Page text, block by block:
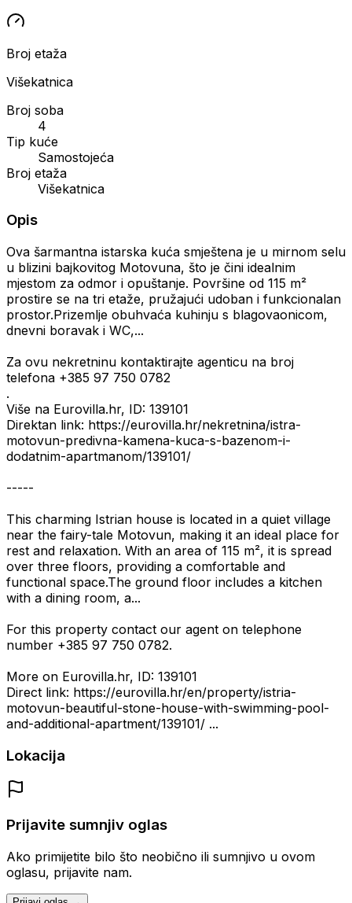
Broj etaža
Višekatnica
Broj soba
4
Tip kuće
Samostojeća
Broj etaža
Višekatnica
Opis
Ova šarmantna istarska kuća smještena je u mirnom selu
u blizini bajkovitog Motovuna, što je čini idealnim
mjestom za odmor i opuštanje. Površine od 115 m²
prostire se na tri etaže, pružajući udoban i funkcionalan
prostor.Prizemlje obuhvaća kuhinju s blagovaonicom,
dnevni boravak i WC,...
Za ovu nekretninu kontaktirajte agenticu na broj
telefona +385 97 750 0782
.
Više na Eurovilla.hr, ID: 139101
Direktan link: https://eurovilla.hr/nekretnina/istra-
motovun-predivna-kamena-kuca-s-bazenom-i-
dodatnim-apartmanom/139101/
-----
This charming Istrian house is located in a quiet village
near the fairy-tale Motovun, making it an ideal place for
rest and relaxation. With an area of 115 m², it is spread
over three floors, providing a comfortable and
functional space.The ground floor includes a kitchen
with a dining room, a...
For this property contact our agent on telephone
number +385 97 750 0782.
More on Eurovilla.hr, ID: 139101
Direct link: https://eurovilla.hr/en/property/istria-
motovun-beautiful-stone-house-with-swimming-pool-
and-additional-apartment/139101/ ...
Lokacija
Prijavite sumnjiv oglas
Ako primijetite bilo što neobično ili sumnjivo u ovom
oglasu, prijavite nam.